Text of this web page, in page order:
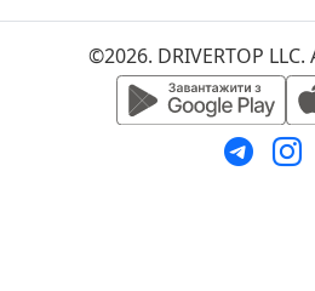
©2026. DRIVERTOP